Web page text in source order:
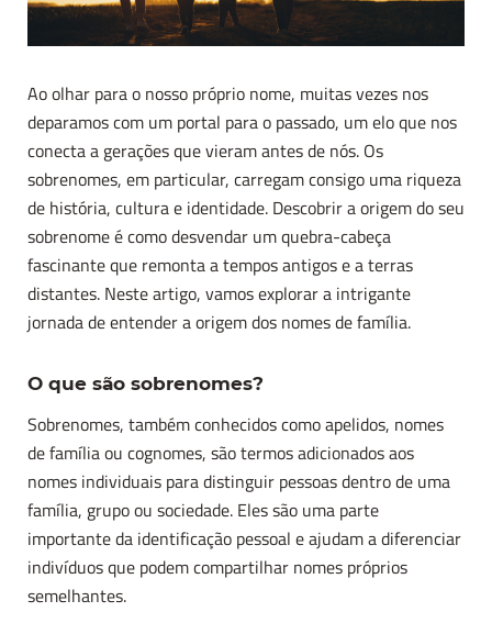
Ao olhar para o nosso próprio nome, muitas vezes nos
deparamos com um portal para o passado, um elo que nos
conecta a gerações que vieram antes de nós. Os
sobrenomes, em particular, carregam consigo uma riqueza
de história, cultura e identidade. Descobrir a origem do seu
sobrenome é como desvendar um quebra-cabeça
fascinante que remonta a tempos antigos e a terras
distantes. Neste artigo, vamos explorar a intrigante
jornada de entender a origem dos nomes de família.
O que são sobrenomes?
Sobrenomes, também conhecidos como apelidos, nomes
de família ou cognomes, são termos adicionados aos
nomes individuais para distinguir pessoas dentro de uma
família, grupo ou sociedade. Eles são uma parte
importante da identificação pessoal e ajudam a diferenciar
indivíduos que podem compartilhar nomes próprios
semelhantes.